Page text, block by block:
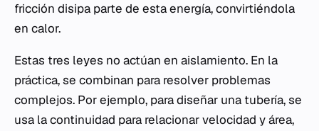
fricción disipa parte de esta energía, convirtiéndola
en calor.
Estas tres leyes no actúan en aislamiento. En la
práctica, se combinan para resolver problemas
complejos. Por ejemplo, para diseñar una tubería, se
usa la continuidad para relacionar velocidad y área,